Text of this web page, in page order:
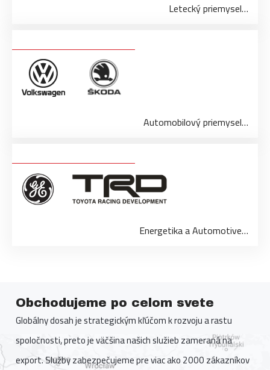
Letecký priemysel…
Automobilový priemysel…
Energetika a Automotive…
Obchodujeme po celom svete
Globálny dosah je strategickým kľúčom k rozvoju a rastu
spoločnosti, preto je väčšina našich služieb zameraná na
export. Služby zabezpečujeme pre viac ako 2000 zákazníkov